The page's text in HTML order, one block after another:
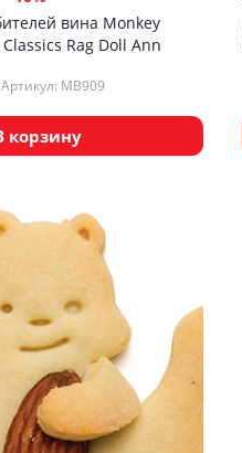
вина Monkey
Rag Doll Ann
Артикул: MB909
корзину